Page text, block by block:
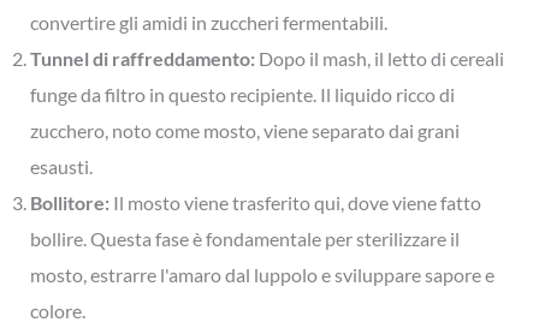
convertire gli amidi in zuccheri fermentabili.
Tunnel di raffreddamento: Dopo il mash, il letto di cereali
funge da filtro in questo recipiente. Il liquido ricco di
zucchero, noto come mosto, viene separato dai grani
esausti.
Bollitore: Il mosto viene trasferito qui, dove viene fatto
bollire. Questa fase è fondamentale per sterilizzare il
mosto, estrarre l'amaro dal luppolo e sviluppare sapore e
colore.